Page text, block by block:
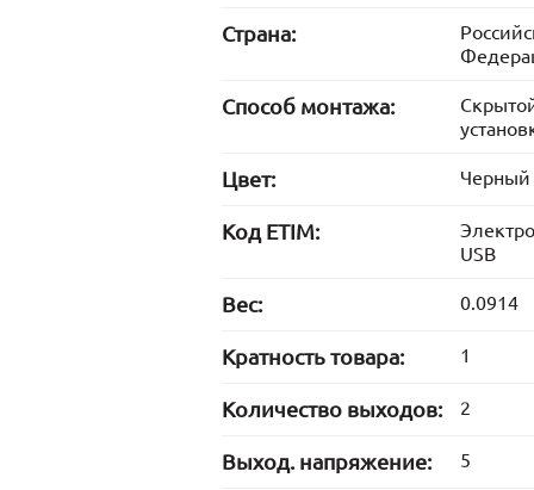
Страна:
Способ монтажа:
Цвет: Черный
Код ETIM:
USB
Вес: 0.0914
Кратность товара: 1
Количество выходов: 2
Выход. напряжение: 5